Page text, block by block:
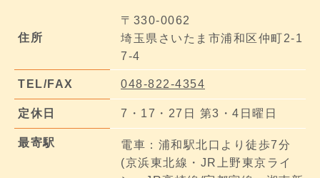
住所
〒330-0062
埼玉県さいたま市浦和区仲町2-1
7-4
TEL/FAX 048-822-4354
定休日 7・17・27日 第3・4日曜日
最寄駅
電車：浦和駅北口より徒歩7分
(京浜東北線・JR上野東京ライ